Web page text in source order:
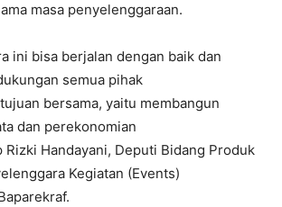
masa penyelenggaraan.
ini bisa berjalan dengan baik dan
semua pihak
bersama, yaitu membangun
dan perekonomian
Rizki Handayani, Deputi Bidang Produk
Kegiatan (Events)